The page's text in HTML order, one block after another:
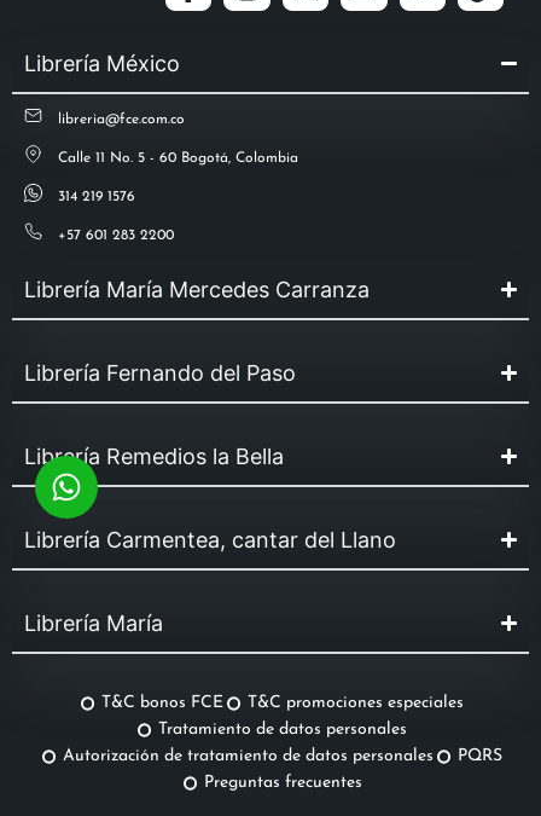
Librería México
libreria@fce.com.co
Calle 11 No. 5 - 60 Bogotá, Colombia
314 219 1576
+57 601 283 2200
Librería María Mercedes Carranza
Librería Fernando del Paso
Librería Remedios la Bella
Librería Carmentea, cantar del Llano
Librería María
T&C bonos FCE
T&C promociones especiales
Tratamiento de datos personales
Autorización de tratamiento de datos personales
PQRS
Preguntas frecuentes